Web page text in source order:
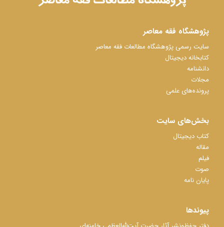
پژوهشگاه فقه معاصر
سایت رسمی پژوهشگاه مطالعات فقه معاصر
کتابخانه دیجیتال
دانشنامه
مجلات
پرونده‌های علمی
بخش‌های سایت
کتاب دیجیتال
مقاله
فیلم
صوت
پایان نامه
پیوندها